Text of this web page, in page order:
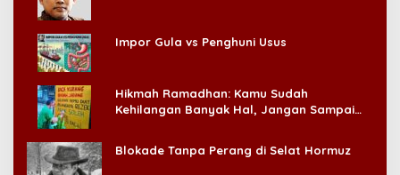
Impor Gula vs Penghuni Usus
Hikmah Ramadhan: Kamu Sudah
Kehilangan Banyak Hal, Jangan Sampai
Blokade Tanpa Perang di Selat Hormuz